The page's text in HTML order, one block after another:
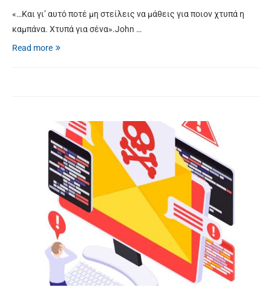
«…Και γι’ αυτό ποτέ μη στείλεις να μάθεις για ποιον χτυπά η
καμπάνα. Χτυπά για σένα».John …
Read more